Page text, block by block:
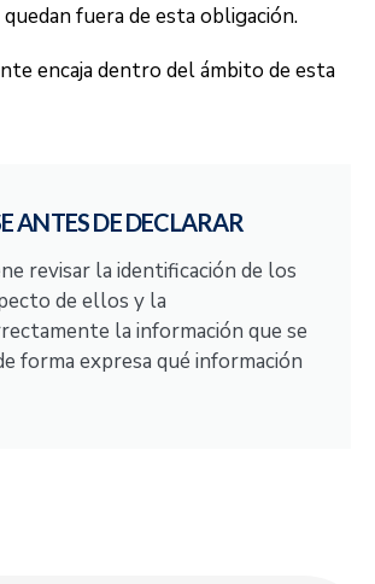
fuera de esta obligación.
encaja dentro del ámbito de esta
ANTES DE DECLARAR
revisar la identificación de los
de ellos y la
la información que se
forma expresa qué información